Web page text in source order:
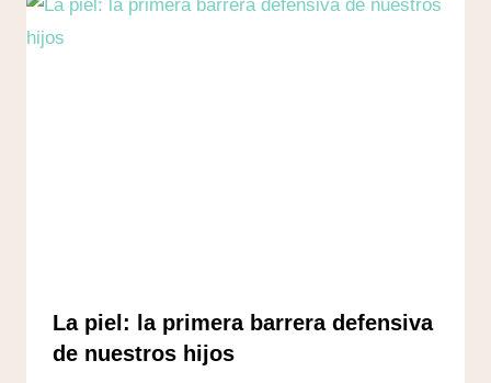
La piel: la primera barrera defensiva
de nuestros hijos